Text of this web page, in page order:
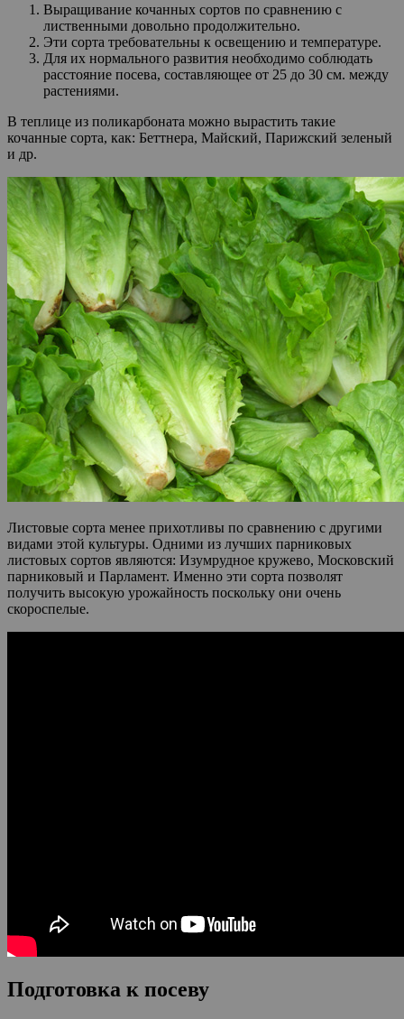
Выращивание кочанных сортов по сравнению с
лиственными довольно продолжительно.
Эти сорта требовательны к освещению и температуре.
Для их нормального развития необходимо соблюдать
расстояние посева, составляющее от 25 до 30 см. между
растениями.
В теплице из поликарбоната можно вырастить такие
кочанные сорта, как: Беттнера, Майский, Парижский зеленый
и др.
Листовые сорта менее прихотливы по сравнению с другими
видами этой культуры. Одними из лучших парниковых
листовых сортов являются: Изумрудное кружево, Московский
парниковый и Парламент. Именно эти сорта позволят
получить высокую урожайность поскольку они очень
скороспелые.
Подготовка к посеву